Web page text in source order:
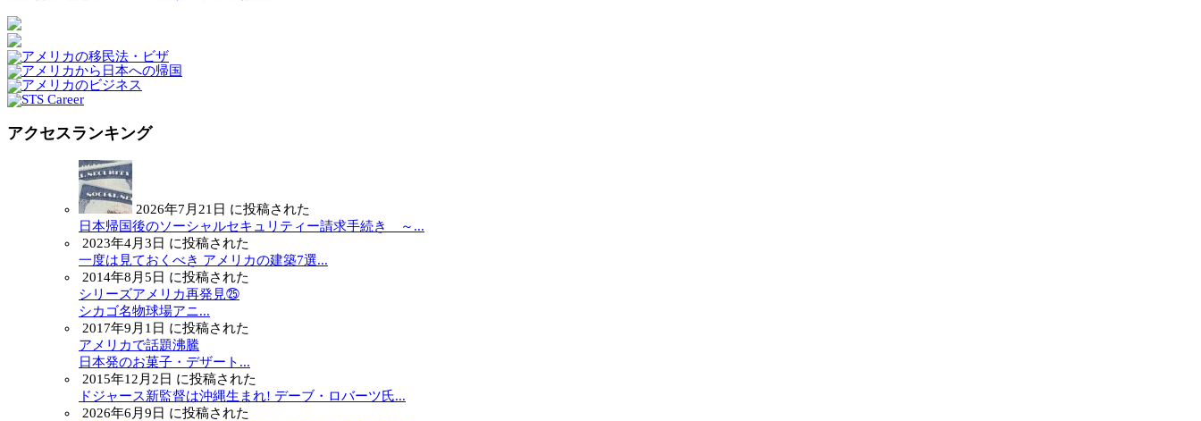
アクセスランキング
2026年7月21日 に投稿された
日本帰国後のソーシャルセキュリティー請求手続き ～...
2023年4月3日 に投稿された
一度は見ておくべき アメリカの建築7選...
2014年8月5日 に投稿された
シリーズアメリカ再発見㉕
シカゴ名物球場アニ...
2017年9月1日 に投稿された
アメリカで話題沸騰
日本発のお菓子・デザート...
2015年12月2日 に投稿された
ドジャース新監督は沖縄生まれ! デーブ・ロバーツ氏...
2026年6月9日 に投稿された